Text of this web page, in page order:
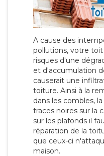
A cause des
pollutions, votre
risques d'une
et d'accumulation
causerait une
toiture. Ainsi à la
dans les combles,
traces noires sur la
sur les plafonds il
réparation de la
que ceux-ci
maison.